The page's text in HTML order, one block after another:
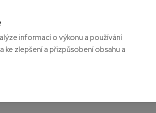
informací o výkonu a používání
ke zlepšení a přizpůsobení obsahu a